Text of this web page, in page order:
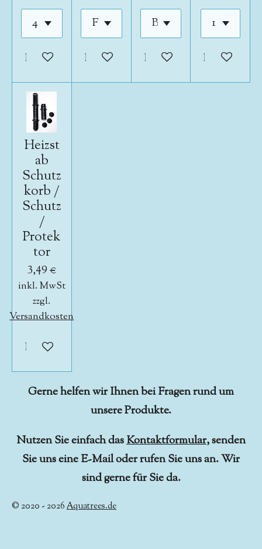
In den WarenkorbIn den WarenkorbIn den Warenkorb
In den
Heizst
ab
Schutz
korb /
Schutz
/
Protek
tor
3,49 €
inkl. MwSt
zzgl.
Versandkosten
In den Warenkorb
Gerne helfen wir Ihnen bei Fragen rund um
unsere Produkte.
Nutzen Sie einfach dasKontaktformular, senden
Sie uns eine E-Mail oder rufen Sie uns an. Wir
sind gerne für Sie da.
© 2020 - 2026Aquatrees.de